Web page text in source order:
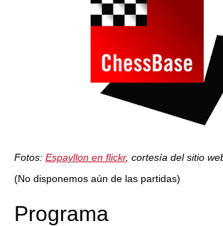
Fotos: Espayllon en flickr, cortesía del sitio
(No disponemos aún de las partidas)
Programa